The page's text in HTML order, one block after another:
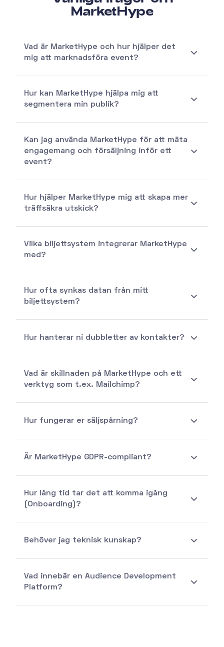
MarketHype
Vad är MarketHype och hur hjälper det
mig att marknadsföra event?
Hur kan MarketHype hjälpa mig att
segmentera min publik?
Kan jag använda MarketHype för att mäta
engagemang och försäljning inför ett
event?
Hur hjälper MarketHype mig att skapa mer
träffsäkra utskick?
Vilka biljettsystem integrerar MarketHype
med?
Hur ofta synkas datan från mitt
biljettsystem?
Hur hanterar ni dubbletter av kontakter?
Vad är skillnaden på MarketHype och ett
verktyg som t.ex. Mailchimp?
Hur fungerar er säljspårning?
Är MarketHype GDPR-compliant?
Hur lång tid tar det att komma igång
(Onboarding)?
Behöver jag teknisk kunskap?
Vad innebär en Audience Development
Platform?